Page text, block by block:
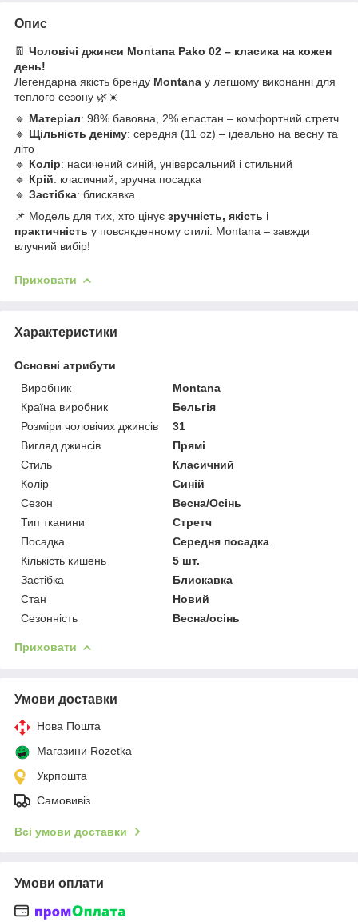
Опис
👖 Чоловічі джинси Montana Pako 02 – класика на кожен
день!
Легендарна якість бренду Montana у легшому виконанні для
теплого сезону 🌿☀️
🔹 Матеріал: 98% бавовна, 2% еластан – комфортний стретч
🔹 Щільність деніму: середня (11 oz) – ідеально на весну та
літо
🔹 Колір: насичений синій, універсальний і стильний
🔹 Крій: класичний, зручна посадка
🔹 Застібка: блискавка
📌 Модель для тих, хто цінує зручність, якість і
практичність у повсякденному стилі. Montana – завжди
влучний вибір!
Приховати
Характеристики
Основні атрибути
Виробник
Montana
Країна виробник
Бельгія
Розміри чоловічих джинсів
31
Вигляд джинсів
Прямі
Стиль
Класичний
Колір
Синій
Сезон
Весна/Осінь
Тип тканини
Стретч
Посадка
Середня посадка
Кількість кишень
5 шт.
Застібка
Блискавка
Стан
Новий
Сезонність
Весна/осінь
Приховати
Умови доставки
Нова Пошта
Магазини Rozetka
Укрпошта
Самовивіз
Всі умови доставки
Умови оплати